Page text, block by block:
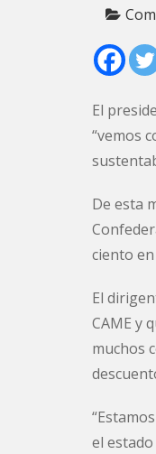
El
“vemos
De esta
ciento
El
CAME y
muchos
el